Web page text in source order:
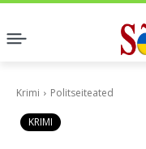
Krimi Politseiteated
KRIMI